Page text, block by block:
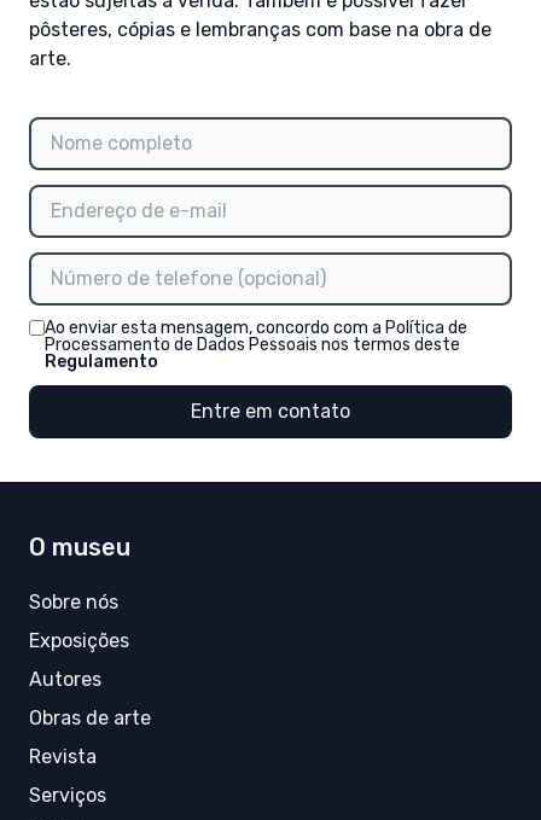
pôsteres, cópias e lembranças com base na obra de
arte.
Ao enviar esta mensagem, concordo com a Política de
Processamento de Dados Pessoais nos termos deste
Regulamento
Entre em contato
O museu
Sobre nós
Exposições
Autores
Obras de arte
Revista
Serviços